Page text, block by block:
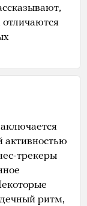
отличаются
активностью
трекеры
ритм,